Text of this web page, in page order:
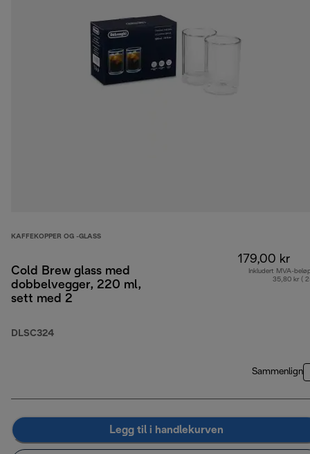
KAFFEKOPPER OG -GLASS
Cold Brew glass med
dobbelvegger, 220 ml,
sett med 2
DLSC324
179,00 kr
Inkludert MVA-
35,80 kr (
Sammenlign
Legg til i handlekurven